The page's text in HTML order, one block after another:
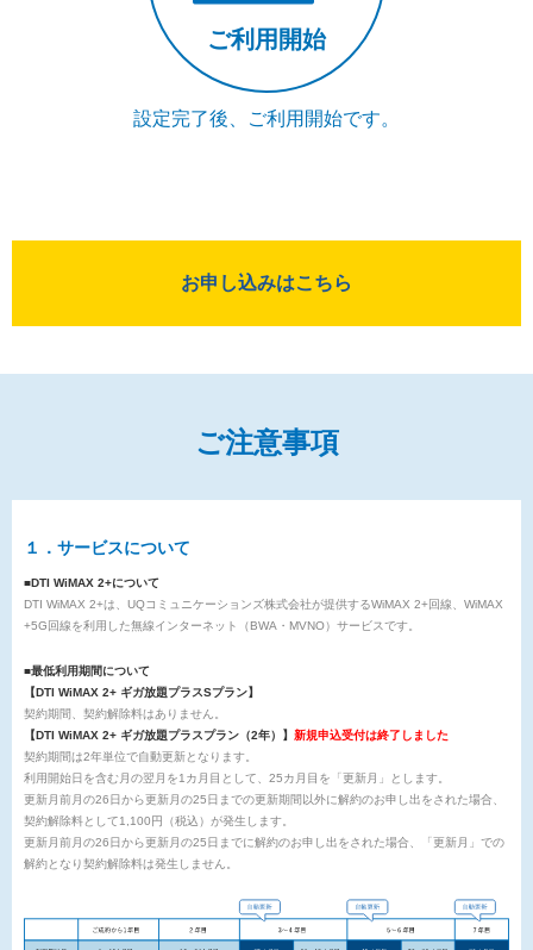
ご利用開始
設定完了後、ご利用開始です。
お申し込みはこちら
ご注意事項
１．サービスについて
■DTI WiMAX 2+について
DTI WiMAX 2+は、UQコミュニケーションズ株式会社が提供するWiMAX 2+回線、WiMAX
+5G回線を利用した無線インターネット（BWA・MVNO）サービスです。
■最低利用期間について
【DTI WiMAX 2+ ギガ放題プラスSプラン】
契約期間、契約解除料はありません。
【DTI WiMAX 2+ ギガ放題プラスプラン（2年）】 新規申込受付は終了しました
契約期間は2年単位で自動更新となります。
利用開始日を含む月の翌月を1カ月目として、25カ月目を「更新月」とします。
更新月前月の26日から更新月の25日までの更新期間以外に解約のお申し出をされた場合、
契約解除料として1,100円（税込）が発生します。
更新月前月の26日から更新月の25日までに解約のお申し出をされた場合、「更新月」での
解約となり契約解除料は発生しません。